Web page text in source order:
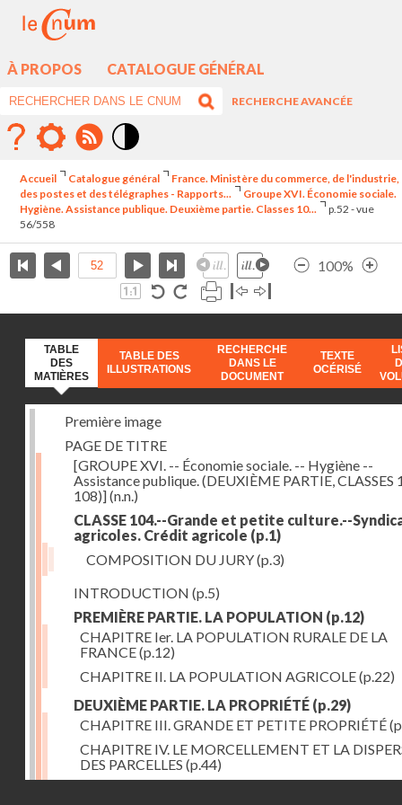
À PROPOS CATALOGUE GÉNÉRAL
RECHERCHE AVANCÉE
élévé
Accueil Catalogue général
France. Ministère du commerce, de l'industrie,
des postes et des télégraphes - Rapports...
Groupe XVI. Économie sociale.
Hygiène. Assistance publique. Deuxième partie. Classes 10...
p.52 - vue
56/558
100%
TABLE
DES
MATIÈRES
TABLE DES
ILLUSTRATIONS
RECHERCHE
DANS LE
DOCUMENT
TEXTE
OCÉRISÉ
Première image
PAGE DE TITRE
[GROUPE XVI. -- Économie sociale. -- Hygiène --
Assistance publique. (DEUXIÈME PARTIE, CLASSES
108)](n.n.)
CLASSE 104.--Grande et petite culture.--
agricoles. Crédit agricole (p.1)
COMPOSITION DU JURY(p.3)
INTRODUCTION (p.5)
PREMIÈRE PARTIE. LA POPULATION (p.12)
CHAPITRE Ier. LA POPULATION RURALE DE LA
FRANCE(p.12)
CHAPITRE II. LA POPULATION AGRICOLE(p.22)
DEUXIÈME PARTIE. LA PROPRIÉTÉ (p.29)
CHAPITRE III. GRANDE ET PETITE PROPRIÉTÉ
CHAPITRE IV. LE MORCELLEMENT ET LA
DES PARCELLES (p.44)